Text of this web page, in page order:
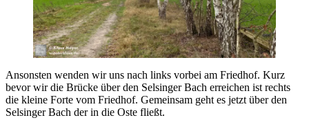
Ansonsten wenden wir uns nach links vorbei am Friedhof. Kurz
bevor wir die Brücke über den Selsinger Bach erreichen ist rechts
die kleine Forte vom Friedhof. Gemeinsam geht es jetzt über den
Selsinger Bach der in die Oste fließt.